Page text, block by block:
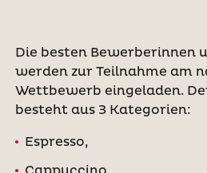
Die besten Bewerberinnen
werden zur Teilnahme am
Wettbewerb eingeladen.
besteht aus 3 Kategorien:
Espresso,